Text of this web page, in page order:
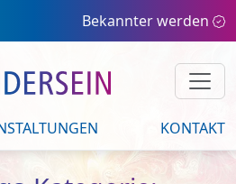
Bekannter werden
KONTAKT